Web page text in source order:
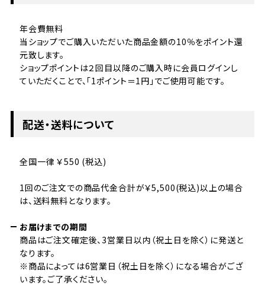
年会費無料
当ショップでご購入いただいた商品金額の10％をポイント還
元致します。
ショップポイントは２回目以降のご購入時に会員ログインし
ていただくことで、「1ポイント＝1円」でご使用可能です。
配送・送料について
全国一律 ￥550 (税込)
1回のご注文での商品代金合計が￥5,500(税込)以上の場合
は、送料無料となります。
お届けまでの期間
商品はご注文確定後、3営業日以内（祝土日を除く）に発送と
なります。
※商品によっては6営業日（祝土日を除く）になる場合がござ
います。ご了承ください。